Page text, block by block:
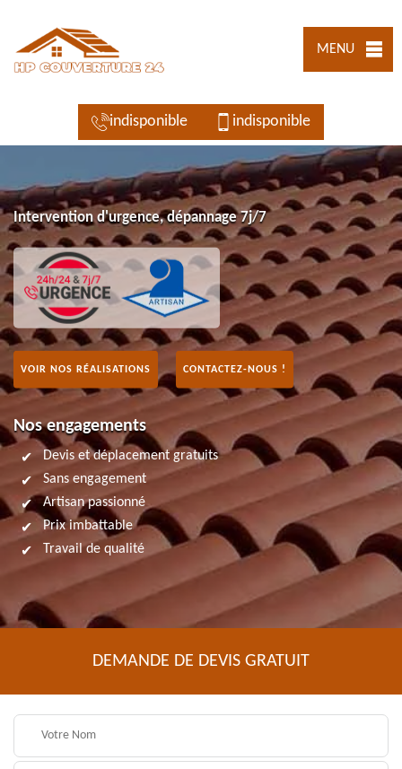
MENU
indisponible indisponible
Intervention d'urgence, dépannage 7j/7
VOIR NOS RÉALISATIONS CONTACTEZ-NOUS !
Nos engagements
Devis et déplacement gratuits
Sans engagement
Artisan passionné
Prix imbattable
Travail de qualité
DEMANDE DE DEVIS GRATUIT